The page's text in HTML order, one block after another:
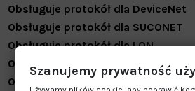
Obsługuje protokół dla DeviceNet
Obsługuje protokół dla SUCONET
Obsługuje protokół dla LON
Obsługuje protokół PROFINET IO
Obsługuje protokół PROFINET CBA
Szanujemy prywatność